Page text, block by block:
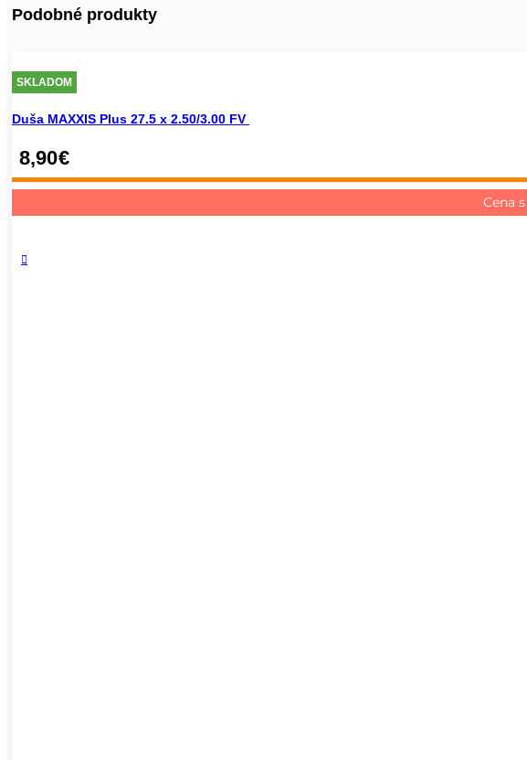
Podobné produkty
SKLADOM
Duša MAXXIS Plus 27.5 x 2.50/3.00 FV
8,90€
Cena